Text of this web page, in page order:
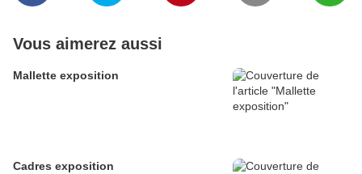
Vous aimerez aussi
Mallette exposition
Cadres exposition